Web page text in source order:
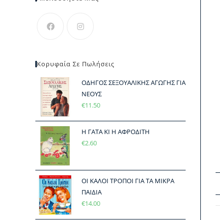
Κορυφαία Σε Πωλήσεις
ΟΔΗΓΟΣ ΣΕΞΟΥΑΛΙΚΗΣ ΑΓΩΓΗΣ ΓΙΑ
ΝΕΟΥΣ
€11.50
Η ΓΑΤΑ ΚΙ Η ΑΦΡΟΔΙΤΗ
€2.60
ΟΙ ΚΑΛΟΙ ΤΡΟΠΟΙ ΓΙΑ ΤΑ ΜΙΚΡΑ
ΠΑΙΔΙΑ
€14.00